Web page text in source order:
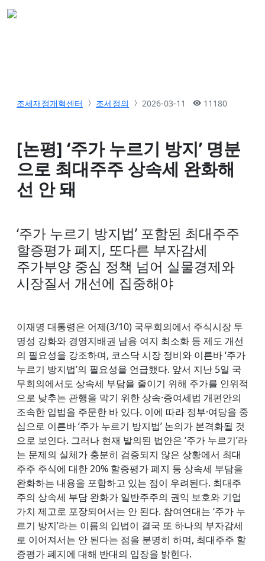
조세재정개혁센터 조세정의 2026-03-11 11180
[논평] ‘주가 누르기 방지’ 명분
으로 최대주주 상속세 완화해
선 안 돼
‘주가 누르기 방지법’ 포함된 최대주주
할증평가 폐지, 또다른 부자감세
주가부양 중심 정책 넘어 실물경제와
시장질서 개선에 집중해야
이재명 대통령은 어제(3/10) 국무회의에서 주식시장 투
명성 강화와 경영지배권 남용 여지 최소화 등 제도 개선
의 필요성을 강조하며, 코스닥 시장 정비와 이른바 ‘주가
누르기 방지법’의 필요성을 언급했다. 앞서 지난 5일 국
무회의에서도 상속세 부담을 줄이기 위해 주가를 인위적
으로 낮추는 관행을 막기 위한 상속·증여세법 개편안의
조속한 입법을 주문한 바 있다. 이에 따라 정부·여당을 중
심으로 이른바 ‘주가 누르기 방지법’ 논의가 본격화될 것
으로 보인다. 그러나 현재 발의된 법안은 ‘주가 누르기’라
는 문제의 실체가 충분히 검증되지 않은 상황에서 최대
주주 주식에 대한 20% 할증평가 폐지 등 상속세 부담을
완화하는 내용을 포함하고 있는 점이 우려된다. 최대주
주의 상속세 부담 완화가 일반주주의 권익 보호와 기업
가치 제고로 포장되어서는 안 된다. 참여연대는 ‘주가 누
르기 방지’라는 이름의 입법이 결국 또 하나의 부자감세
로 이어져서는 안 된다는 점을 분명히 하며, 최대주주 할
증평가 폐지에 대해 반대의 입장을 밝힌다.